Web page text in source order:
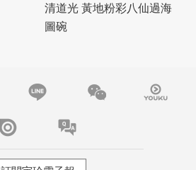
清道光 黃地粉彩八仙過海
圖碗